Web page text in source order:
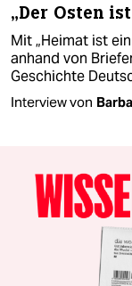
„Der Osten
Mit „Heimat ist
anhand von
Geschichte
Interview von